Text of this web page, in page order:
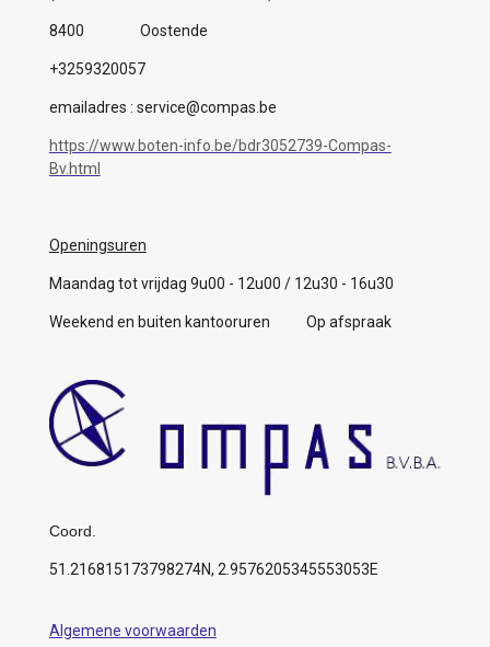
8400 Oostende
+3259320057
emailadres : service@compas.be
https://www.boten-info.be/bdr3052739-Compas-
Bv.html
Openingsuren
Maandag tot vrijdag 9u00 - 12u00 / 12u30 - 16u30
Weekend en buiten kantooruren Op afspraak
Coord.
51.216815173798274N, 2.9576205345553053E
Algemene voorwaarden